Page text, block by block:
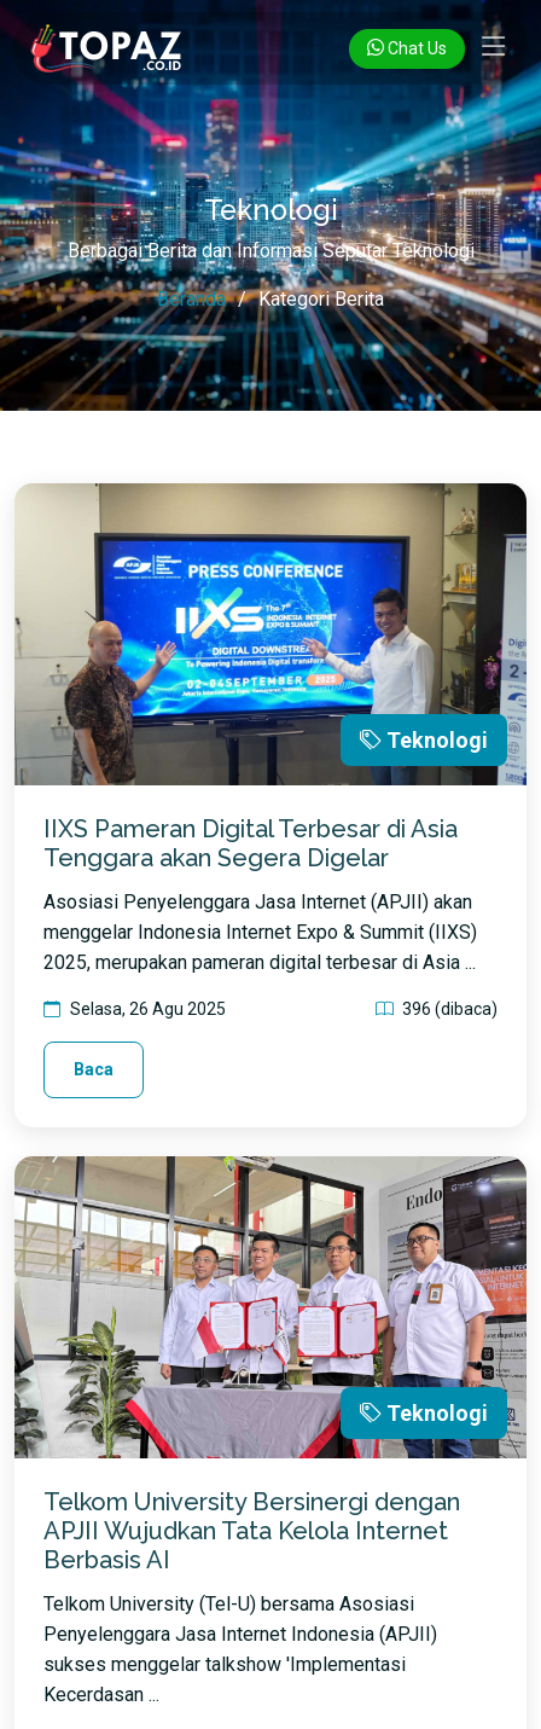
Chat Us
Teknologi
Berbagai Berita dan Informasi Seputar Teknologi
Beranda Kategori Berita
Teknologi
IIXS Pameran Digital Terbesar di Asia
Tenggara akan Segera Digelar
Asosiasi Penyelenggara Jasa Internet (APJII) akan
menggelar Indonesia Internet Expo & Summit (IIXS)
2025, merupakan pameran digital terbesar di Asia ...
Selasa, 26 Agu 2025 396 (dibaca)
Baca
Teknologi
Telkom University Bersinergi dengan
APJII Wujudkan Tata Kelola Internet
Berbasis AI
Telkom University (Tel-U) bersama Asosiasi
Penyelenggara Jasa Internet Indonesia (APJII)
sukses menggelar talkshow 'Implementasi
Kecerdasan ...